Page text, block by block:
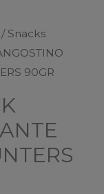
Snacks
90GR